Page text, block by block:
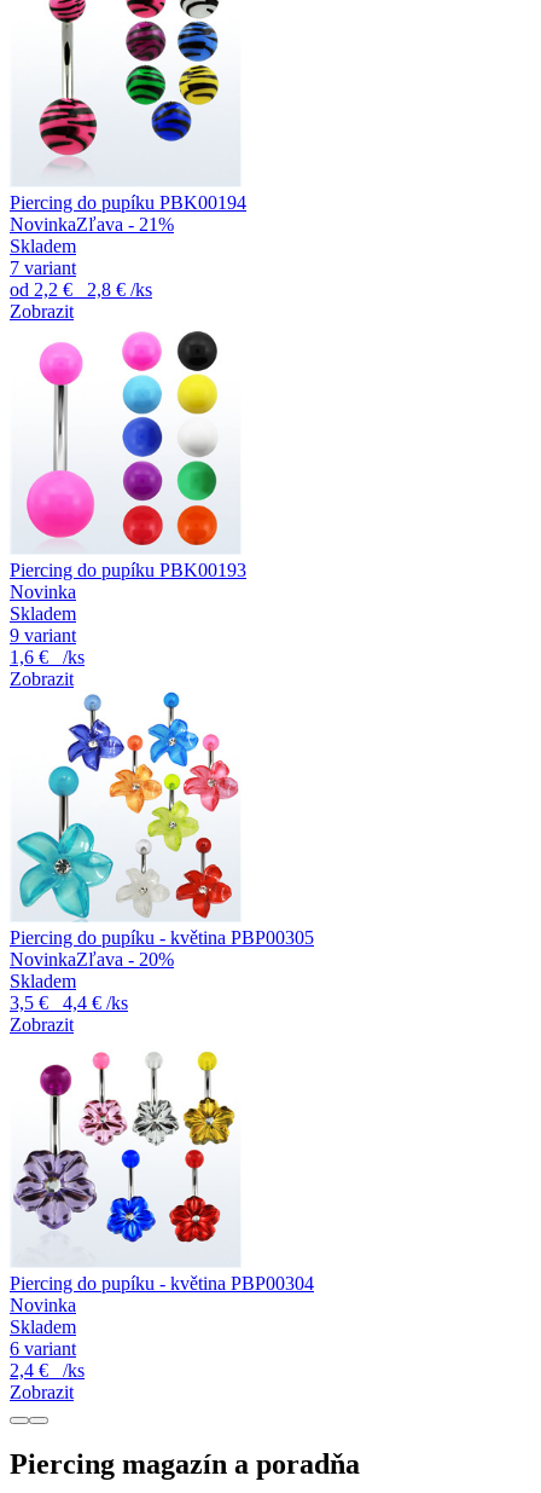
Piercing do pupíku PBK00194
NovinkaZľava - 21%
Skladem
7 variant
od 2,2 € 2,8 € /ks
Zobrazit
Piercing do pupíku PBK00193
Novinka
Skladem
9 variant
1,6 €
/ks
Zobrazit
Piercing do pupíku - květina PBP00305
NovinkaZľava - 20%
Skladem
3,5 €
4,4 € /ks
Zobrazit
Piercing do pupíku - květina PBP00304
Novinka
Skladem
6 variant
2,4 €
/ks
Zobrazit
Piercing magazín a poradňa